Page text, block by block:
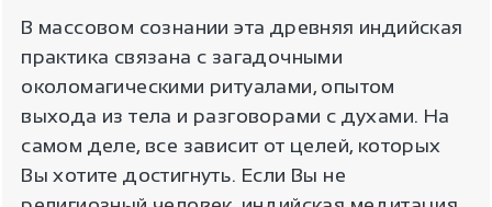
В массовом сознании эта древняя индийская
практика связана с загадочными
околомагическими ритуалами, опытом
выхода из тела и разговорами с духами. На
самом деле, все зависит от целей, которых
Вы хотите достигнуть. Если Вы не